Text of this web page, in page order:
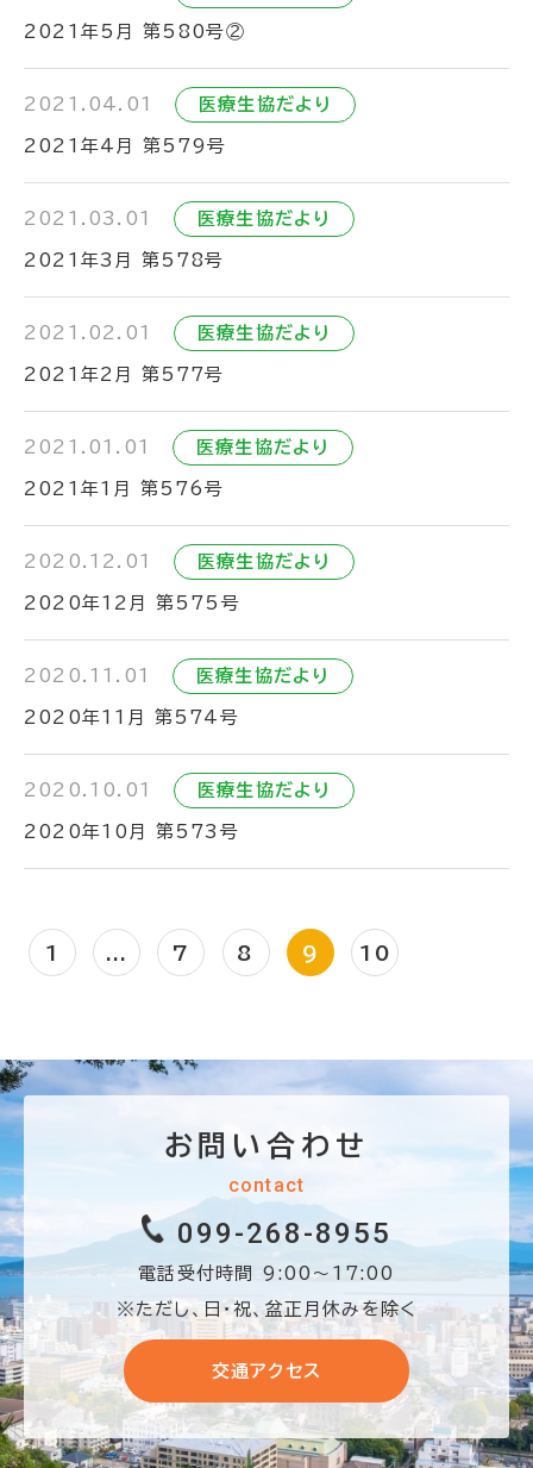
2021年5月 第580号②
2021.04.01 医療生協だより
2021年4月 第579号
2021.03.01 医療生協だより
2021年3月 第578号
2021.02.01 医療生協だより
2021年2月 第577号
2021.01.01 医療生協だより
2021年1月 第576号
2020.12.01 医療生協だより
2020年12月 第575号
2020.11.01 医療生協だより
2020年11月 第574号
2020.10.01 医療生協だより
2020年10月 第573号
1 ... 7 8 9 10
お問い合わせ
contact
099-268-8955
電話受付時間 9:00〜17:00
※ただし、日・祝、盆正月休みを除く
交通アクセス